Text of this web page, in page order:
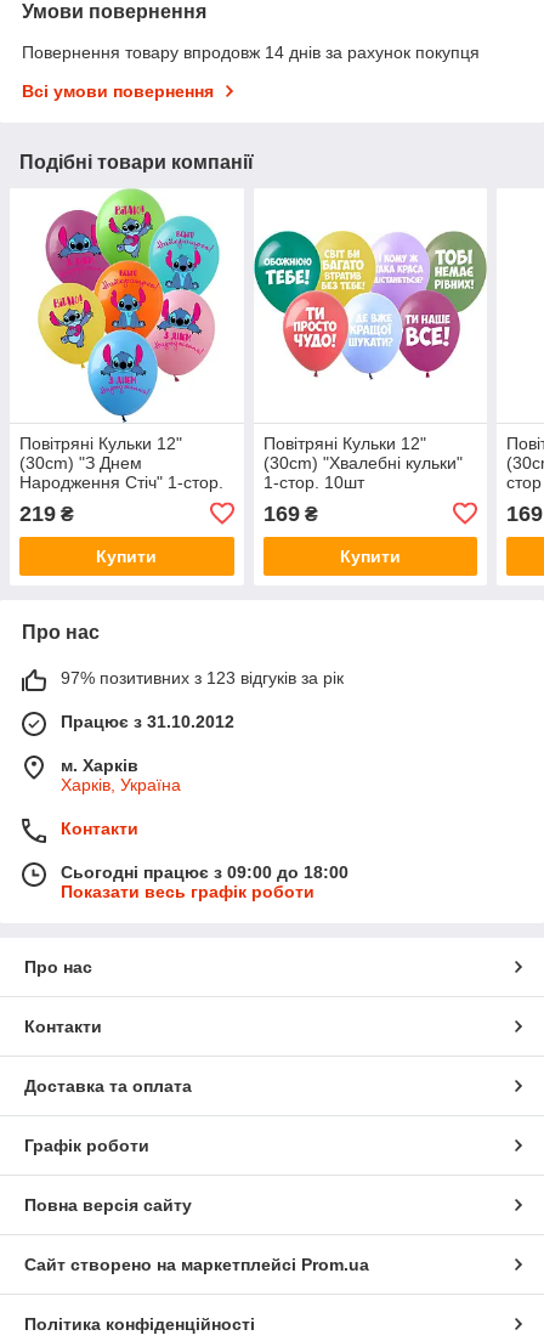
Умови повернення
Повернення товару впродовж 14 днів за рахунок покупця
Всі умови повернення
Подібні товари компанії
Повітряні Кульки 12"
(30сm) "З Днем
Народження Стіч" 1-стор.
Pelican
219 ₴
Купити
Повітряні Кульки 12"
(30сm) "Хвалебнi кульки"
1-стор. 10шт
Різнокольоровий Pelican
169₴
Купити
169
Про нас
97% позитивних з 123 відгуків за рік
Працює з 31.10.2012
м. Харків
Харків, Україна
Контакти
Сьогодні працює з 09:00 до 18:00
Показати весь графік роботи
Про нас
Контакти
Доставка та оплата
Графік роботи
Повна версія сайту
Сайт створено на маркетплейсі Prom.ua
Політика конфіденційності